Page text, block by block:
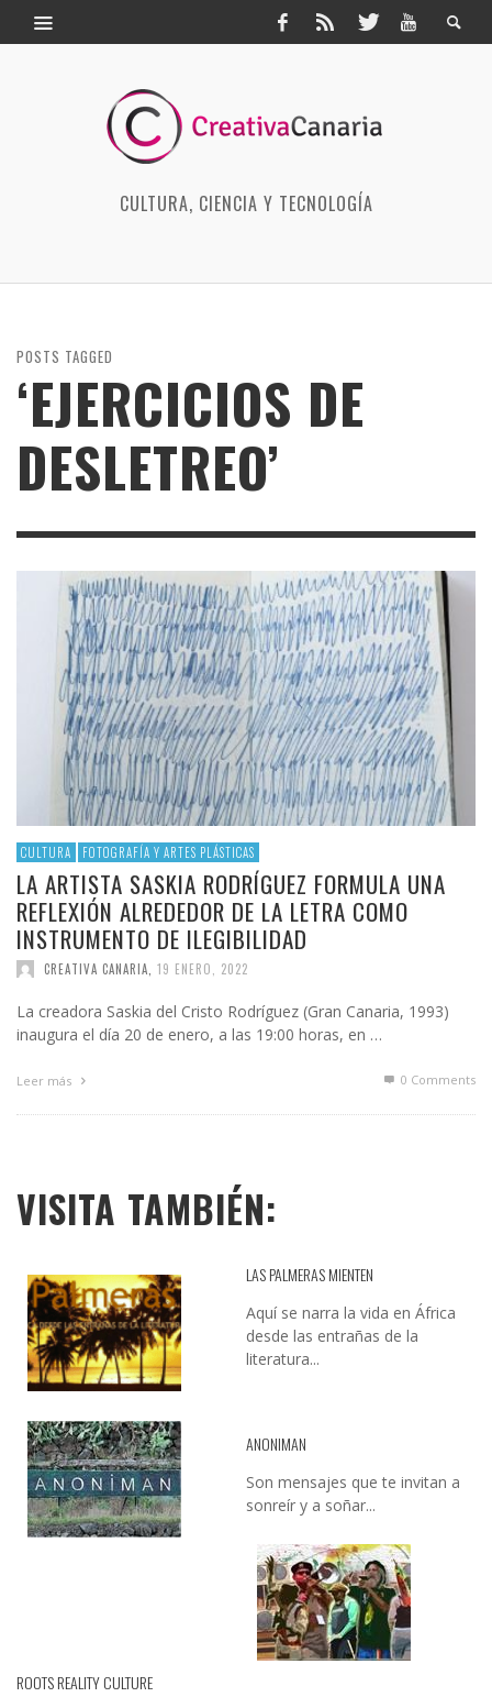
CULTURA, CIENCIA Y TECNOLOGÍA
POSTS TAGGED
‘EJERCICIOS DE
DESLETREO’
CULTURA FOTOGRAFÍA Y ARTES PLÁSTICAS
LA ARTISTA SASKIA RODRÍGUEZ FORMULA UNA
REFLEXIÓN ALREDEDOR DE LA LETRA COMO
INSTRUMENTO DE ILEGIBILIDAD
CREATIVA CANARIA 19 ENERO, 2022
La creadora Saskia del Cristo Rodríguez (Gran Canaria, 1993)
inaugura el día 20 de enero, a las 19:00 horas, en …
Leer más 0 Comments
VISITA TAMBIÉN:
LAS PALMERAS MIENTEN
Aquí se narra la vida en África
desde las entrañas de la
literatura...
ANONIMAN
Son mensajes que te invitan a
sonreír y a soñar...
ROOTS REALITY CULTURE